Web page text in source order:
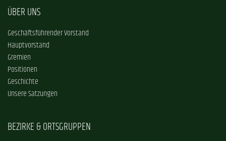
ÜBER UNS
Geschäftsführender Vorstand
Hauptvorstand
Gremien
Positionen
Geschichte
Unsere Satzungen
BEZIRKE & ORTSGRUPPEN